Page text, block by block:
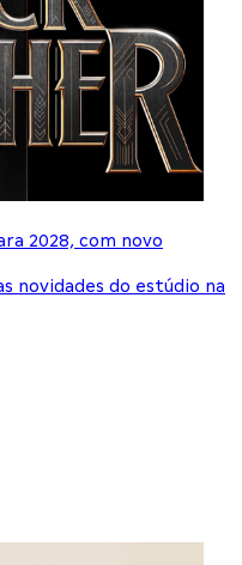
2028, com novo
novidades do estúdio na